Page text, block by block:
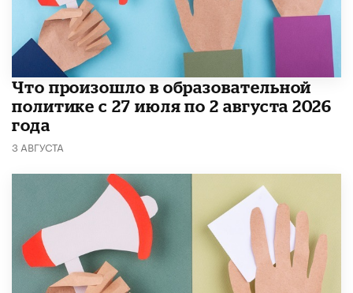
​Что произошло в образовательной
политике с 27 июля по 2 августа 2026
года
3 АВГУСТА